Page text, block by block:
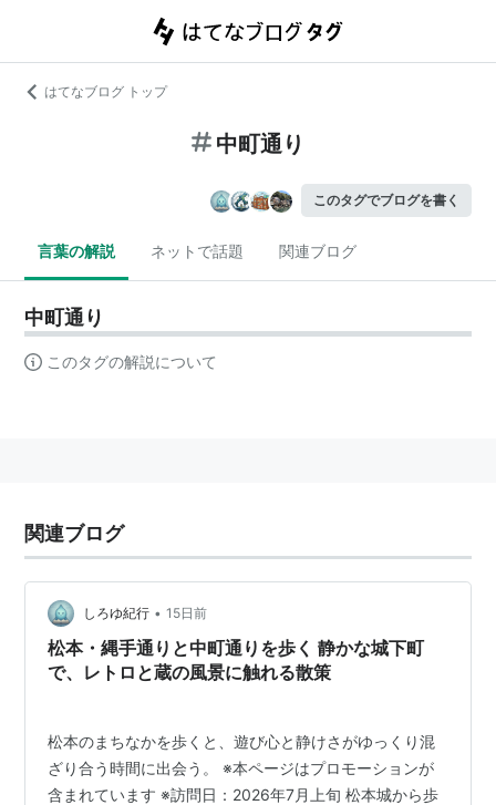
はてなブログ トップ
中町通り
このタグでブログを書く
言葉の解説 ネットで話題 関連ブログ
中町通り
このタグの解説について
関連ブログ
しろゆ紀行 • 15日前
松本・縄手通りと中町通りを歩く 静かな城下町
で、レトロと蔵の風景に触れる散策
松本のまちなかを歩くと、遊び心と静けさがゆっくり混
ざり合う時間に出会う。 ※本ページはプロモーションが
含まれています ※訪問日：2026年7月上旬 松本城から歩